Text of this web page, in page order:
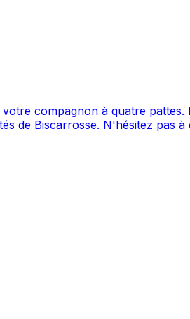
par ses clients avec une note de 4.7/5 sur 73 avis,
savoir plus et prendre contact.